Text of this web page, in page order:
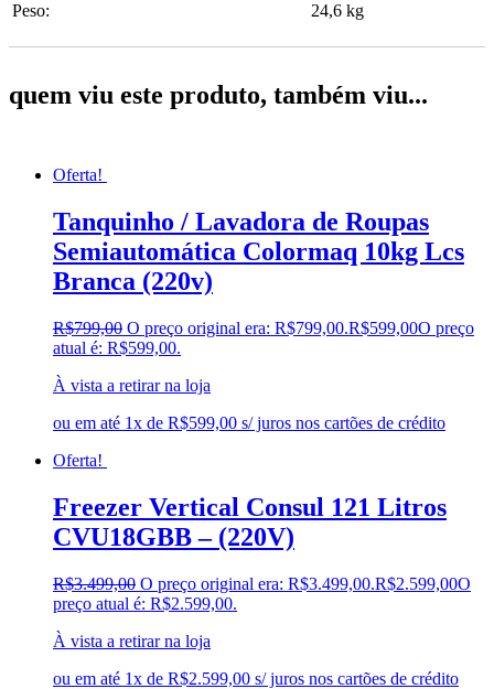
Peso:
24,6 kg
quem viu este produto, também viu...
Oferta!
Tanquinho / Lavadora de Roupas
Semiautomática Colormaq 10kg Lcs
Branca (220v)
R$799,00 O preço original era: R$799,00.R$599,00O preço
atual é: R$599,00.
À vista a retirar na loja
ou em até 1x de R$599,00 s/ juros nos cartões de crédito
Oferta!
Freezer Vertical Consul 121 Litros
CVU18GBB – (220V)
R$3.499,00 O preço original era: R$3.499,00.R$2.599,00O
preço atual é: R$2.599,00.
À vista a retirar na loja
ou em até 1x de R$2.599,00 s/ juros nos cartões de crédito